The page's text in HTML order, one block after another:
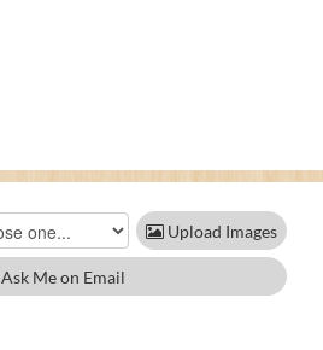
Upload Images
Ask Me on Email